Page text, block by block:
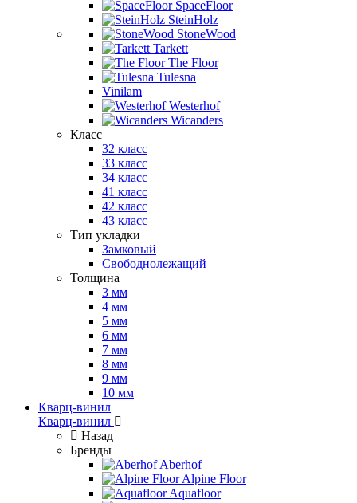
SpaceFloor
SteinHolz
StoneWood
Tarkett
The Floor
Tulesna
Vinilam
Westerhof
Wicanders
Класс
32 класс
33 класс
34 класс
41 класс
42 класс
43 класс
Тип укладки
Замковый
Свободнолежащий
Толщина
3 мм
4 мм
5 мм
6 мм
7 мм
8 мм
9 мм
10 мм
Кварц-винил
Кварц-винил
Назад
Бренды
Aberhof
Alpine Floor
Aquafloor